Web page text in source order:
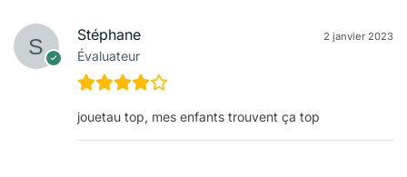
Stéphane
Évaluateur
2 janvier 2023
jouetau top, mes enfants trouvent ça top